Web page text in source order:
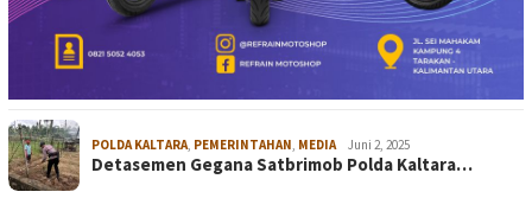
POLDA KALTARA, PEMERINTAHAN, MEDIA Juni 2, 2025
Detasemen Gegana Satbrimob Polda Kaltara…